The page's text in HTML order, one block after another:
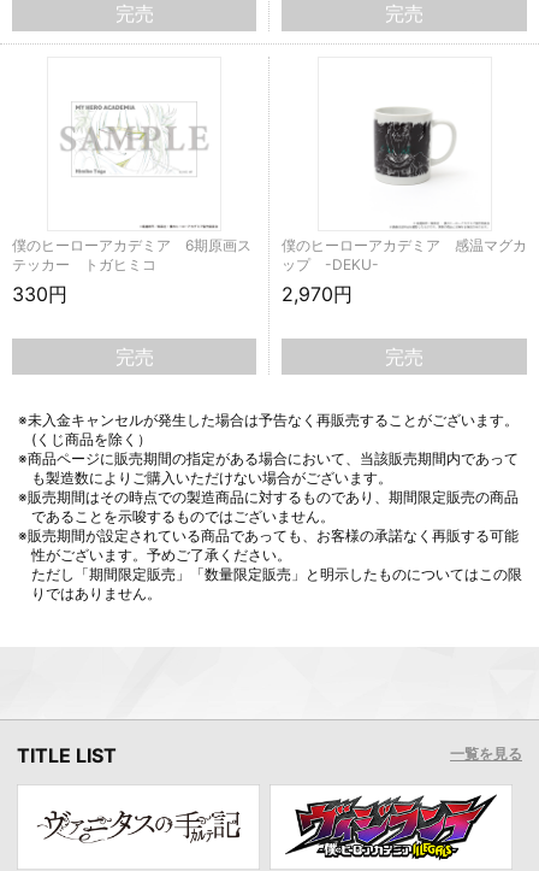
完売 完売
僕のヒーローアカデミア 6期原画ス
テッカー トガヒミコ
330円
完売
僕のヒーローアカデミア 感温マグカ
ップ -DEKU-
2,970円
完売
※未入金キャンセルが発生した場合は予告なく再販売することがございます。
(くじ商品を除く）
※商品ページに販売期間の指定がある場合において、当該販売期間内であって
も製造数によりご購入いただけない場合がございます。
※販売期間はその時点での製造商品に対するものであり、期間限定販売の商品
であることを示唆するものではございません。
※販売期間が設定されている商品であっても、お客様の承諾なく再販する可能
性がございます。予めご了承ください。
ただし「期間限定販売」「数量限定販売」と明示したものについてはこの限
りではありません。
TITLE LIST 一覧を見る